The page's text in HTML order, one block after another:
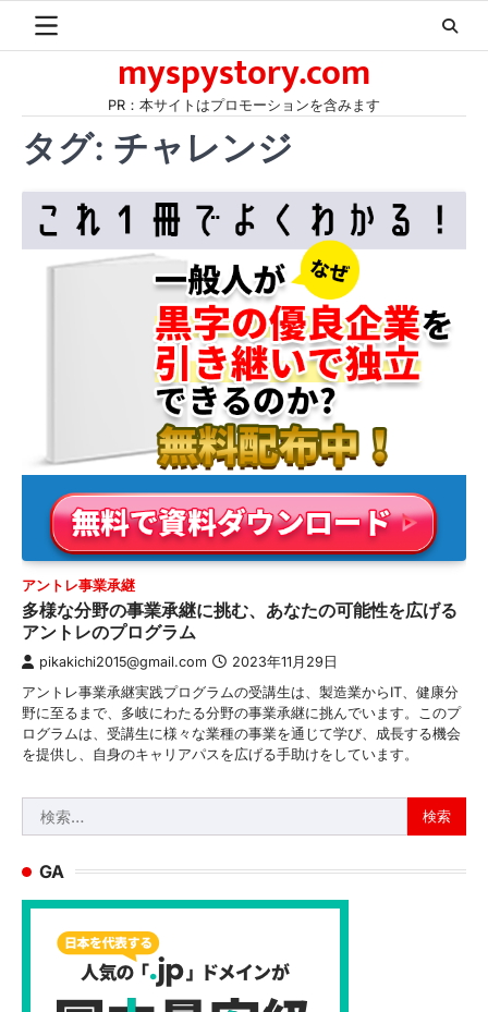
myspystory.com
PR：本サイトはプロモーションを含みます
タグ: チャレンジ
アントレ事業承継
多様な分野の事業承継に挑む、あなたの可能性を広げる
アントレのプログラム
pikakichi2015@gmail.com 2023年11月29日
アントレ事業承継実践プログラムの受講生は、製造業からIT、健康分
野に至るまで、多岐にわたる分野の事業承継に挑んでいます。このプ
ログラムは、受講生に様々な業種の事業を通じて学び、成長する機会
を提供し、自身のキャリアパスを広げる手助けをしています。
索:
GA